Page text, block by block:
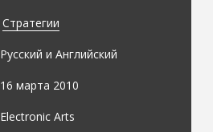
Стратегии
Русский и Английский
16 марта 2010
Electronic Arts